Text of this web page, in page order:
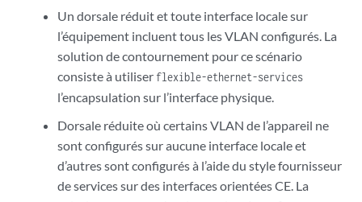
Un dorsale réduit et toute interface locale sur
l’équipement incluent tous les VLAN configurés. La
solution de contournement pour ce scénario
consiste à utiliser flexible-ethernet-services
l’encapsulation sur l’interface physique.
Dorsale réduite où certains VLAN de l’appareil ne
sont configurés sur aucune interface locale et
d’autres sont configurés à l’aide du style fournisseur
de services sur des interfaces orientées CE. La